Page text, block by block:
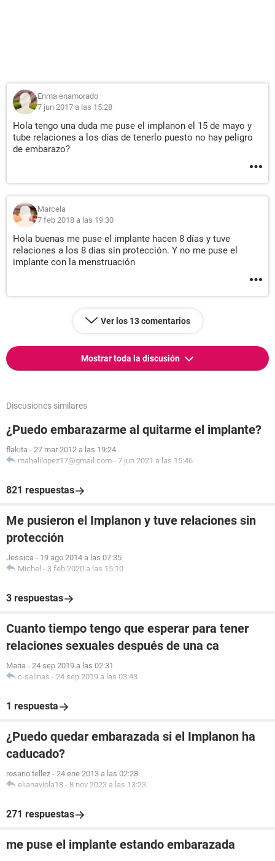
Enma enamorado
7 jun 2017 a las 15:28
Hola tengo una duda me puse el implanon el 15 de mayo y
tube relaciones a los días de tenerlo puesto no hay peligro
de embarazo?
Marcela
7 feb 2018 a las 19:30
Hola buenas me puse el implante hacen 8 días y tuve
relaciones a los 8 dias sin protección. Y no me puse el
implante con la menstruación
Ver los 13 comentarios
Mostrar toda la discusión
Discusiones similares
¿Puedo embarazarme al quitarme el implante?
flakita - 27 mar 2012 a las 19:24
mahalilopez17@gmail.com - 7 jun 2021 a las 15:46
821 respuestas
Me pusieron el Implanon y tuve relaciones sin
protección
Jessica - 19 ago 2014 a las 07:35
Michel - 3 feb 2020 a las 15:10
3 respuestas
Cuanto tiempo tengo que esperar para tener
relaciones sexuales después de una ca
Maria - 24 sep 2019 a las 02:31
c-salinas - 24 sep 2019 a las 03:43
1 respuesta
¿Puedo quedar embarazada si el Implanon ha
caducado?
rosario tellez - 24 ene 2013 a las 02:28
elianaviola18 - 8 nov 2023 a las 13:23
271 respuestas
me puse el implante estando embarazada